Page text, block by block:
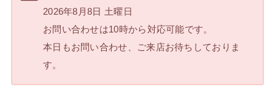
2026年8月8日 土曜日
お問い合わせは10時から対応可能です。
本日もお問い合わせ、ご来店お待ちしておりま
す。